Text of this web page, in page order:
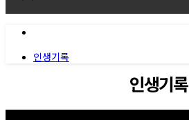
인생기록
인생기록